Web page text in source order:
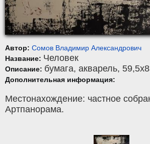
Автор: Сомов Владимир Александрович
Название: Человек
Описание: бумага, акварель,
Дополнительная информация:
Местонахождение: частное
Артпанорама.